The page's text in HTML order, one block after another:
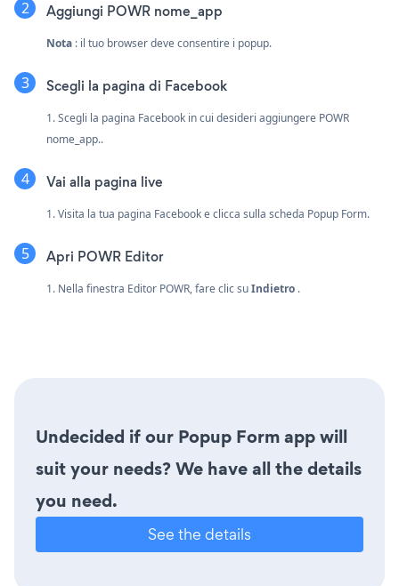
Aggiungi POWR nome_app
Nota : il tuo browser deve consentire i popup.
Scegli la pagina di Facebook
1. Scegli la pagina Facebook in cui desideri aggiungere POWR
nome_app..
Vai alla pagina live
1. Visita la tua pagina Facebook e clicca sulla scheda Popup Form.
Apri POWR Editor
1. Nella finestra Editor POWR, fare clic suIndietro .
Undecided if our Popup Form app will
suit your needs? We have all the details
you need.
See the details